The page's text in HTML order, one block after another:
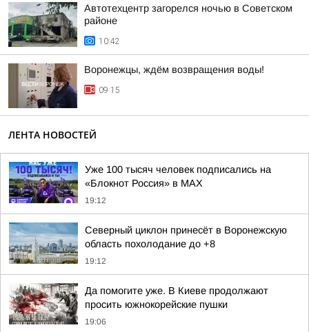
Автотехцентр загорелся ночью в Советском
районе
10:42
Воронежцы, ждём возвращения воды!
09:15
ЛЕНТА НОВОСТЕЙ
Уже 100 тысяч человек подписались на
«Блокнот Россия» в МАХ
19:12
Северный циклон принесёт в Воронежскую
область похолодание до +8
19:12
Да помогите уже. В Киеве продолжают
просить южнокорейские пушки
19:06